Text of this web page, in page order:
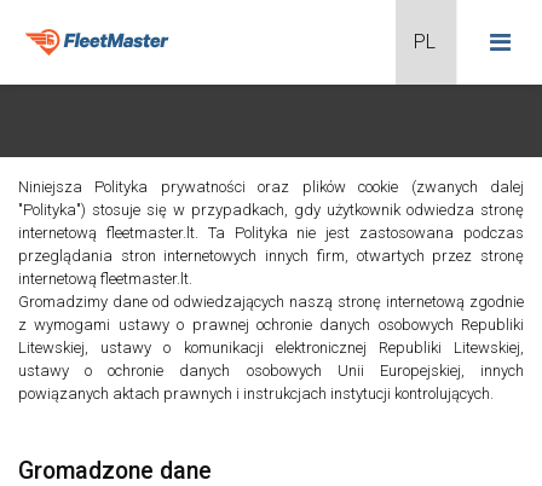
Niniejsza Polityka prywatności oraz plików cookie (zwanych dalej
"Polityka") stosuje się w przypadkach, gdy użytkownik odwiedza stronę
internetową fleetmaster.lt. Ta Polityka nie jest zastosowana podczas
przeglądania stron internetowych innych firm, otwartych przez stronę
internetową fleetmaster.lt.
Gromadzimy dane od odwiedzających naszą stronę internetową zgodnie
z wymogami ustawy o prawnej ochronie danych osobowych Republiki
Litewskiej, ustawy o komunikacji elektronicznej Republiki Litewskiej,
ustawy o ochronie danych osobowych Unii Europejskiej, innych
powiązanych aktach prawnych i instrukcjach instytucji kontrolujących.
Gromadzone dane